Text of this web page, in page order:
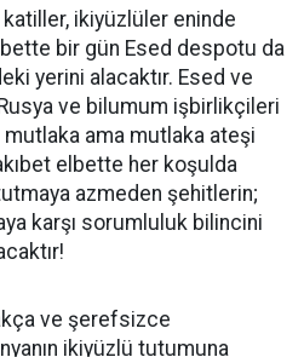
ikiyüzlüler eninde
bir gün Esed despotu da
yerini alacaktır. Esed ve
ve bilumum işbirlikçileri
mutlaka ama mutlaka ateşi
elbette her koşulda
azmeden şehitlerin;
karşı sorumluluk bilincini
ve şerefsizce
ikiyüzlü tutumuna